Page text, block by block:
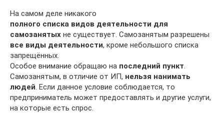
На самом деле никакого
полного списка видов деятельности для
самозанятых не существует. Самозанятым разрешены
все виды деятельности, кроме небольшого списка
запрещённых.
Особое внимание обращаю на последний пункт.
Самозанятым, в отличие от ИП, нельзя нанимать
людей. Если данное условие соблюдается, то
предприниматель может предоставлять и другие услуги,
на которые есть спрос.